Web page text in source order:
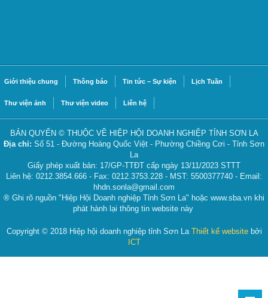
Giới thiệu chung Thông báo Tin tức – Sự kiện Lịch Tuần
Thư viện ảnh Thư viện video Liên hệ
BẢN QUYỂN © THUỘC VỀ HIỆP HỘI DOANH NGHIỆP TỈNH SƠN LA
Địa chỉ: Số 51 - Đường Hoàng Quốc Việt - Phường Chiềng Cơi - Tỉnh Sơn
La
Giấy phép xuất bản: 17/GP-TTĐT cấp ngày 13/11/2023 STTT
Liên hệ: 0212.3854.666 - Fax: 0212.3753.228 - MST: 5500377740 - Email:
hhdn.sonla@gmail.com
® Ghi rõ nguồn "Hiệp Hội Doanh nghiệp Tỉnh Sơn La" hoặc www.sba.vn khi
phát hành lại thông tin website này
Copyright © 2018 Hiệp hội doanh nghiệp tỉnh Sơn La Thiết kế websitebởi
ICT